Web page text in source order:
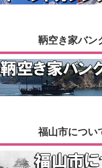
鞆空き家バン
福山市につい